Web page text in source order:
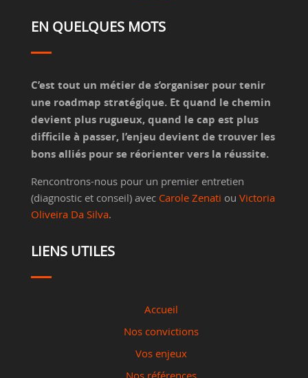
EN QUELQUES MOTS
C’est tout un métier de s’organiser pour tenir
une roadmap stratégique. Et quand le chemin
devient plus rugueux, quand le cap est plus
difficile à passer, l’enjeu devient de trouver les
bons alliés pour se réorienter vers la réussite.
Rencontrons-nous pour un premier entretien
(diagnostic et conseil) avec Carole Zenati ou Victoria
Oliveira Da Silva.
LIENS UTILES
Accueil
Nos convictions
Vos enjeux